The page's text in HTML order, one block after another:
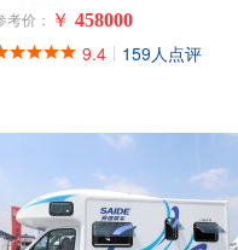
考价： ￥ 458000
9.4 159人点评